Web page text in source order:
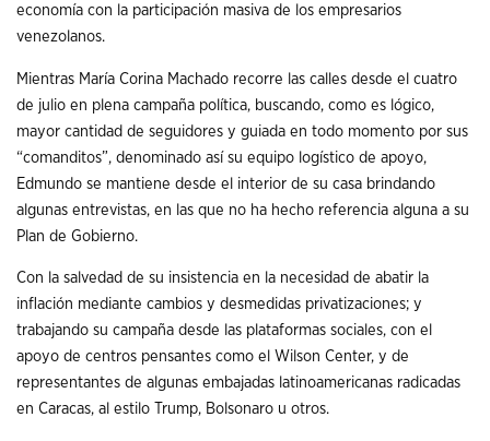
economía con la participación masiva de los empresarios
venezolanos.
Mientras María Corina Machado recorre las calles desde el cuatro
de julio en plena campaña política, buscando, como es lógico,
mayor cantidad de seguidores y guiada en todo momento por sus
“comanditos”, denominado así su equipo logístico de apoyo,
Edmundo se mantiene desde el interior de su casa brindando
algunas entrevistas, en las que no ha hecho referencia alguna a su
Plan de Gobierno.
Con la salvedad de su insistencia en la necesidad de abatir la
inflación mediante cambios y desmedidas privatizaciones; y
trabajando su campaña desde las plataformas sociales, con el
apoyo de centros pensantes como el Wilson Center, y de
representantes de algunas embajadas latinoamericanas radicadas
en Caracas, al estilo Trump, Bolsonaro u otros.